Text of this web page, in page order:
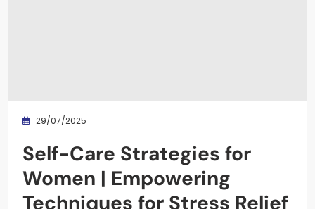
29/07/2025
Self-Care Strategies for
Women | Empowering
Techniques for Stress Relief